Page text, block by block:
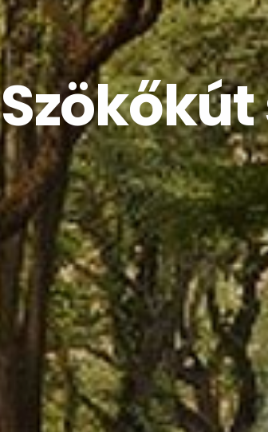
Szökőkút